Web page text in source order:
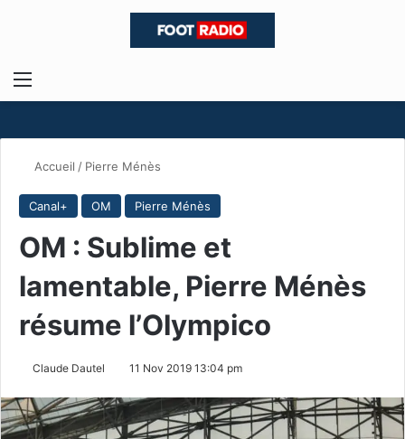
Menu
Accueil / Pierre Ménès
Canal+ OM Pierre Ménès
OM : Sublime et
lamentable, Pierre Ménès
résume l’Olympico
Claude Dautel 11 Nov 2019 13:04 pm